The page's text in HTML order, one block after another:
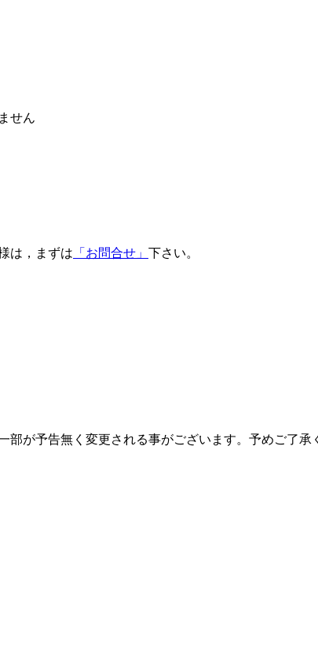
せん
は，まずは 「お問合せ」 下さい。
が予告無く変更される事がございます。予めご了承